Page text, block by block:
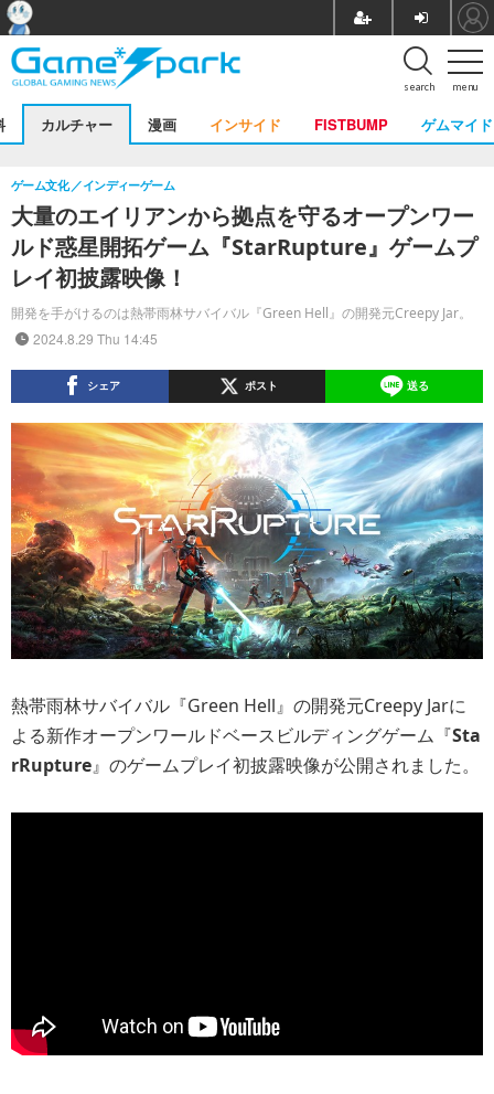
menu
search
カルチャー 漫画 インサイド FISTBUMP ゲムマイド
大量のエイリアンから拠点を守るオープンワー
ルド惑星開拓ゲーム『StarRupture』ゲームプ
レイ初披露映像！
開発を手がけるのは熱帯雨林サバイバル『Green Hell』の開発元Creepy Jar。
ゲーム文化 インディーゲーム
2024.8.29 Thu 14:45
シェア ポスト 送る
熱帯雨林サバイバル『Green Hell』の開発元Creepy Jarに
よる新作オープンワールドベースビルディングゲーム『Sta
rRupture』のゲームプレイ初披露映像が公開されました。